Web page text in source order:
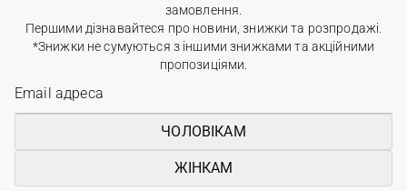
замовлення.
Першими дізнавайтеся про новини, знижки та розпродажі.
*Знижки не сумуються з іншими знижками та акційними
пропозиціями.
ЧОЛОВІКАМ
ЖІНКАМ